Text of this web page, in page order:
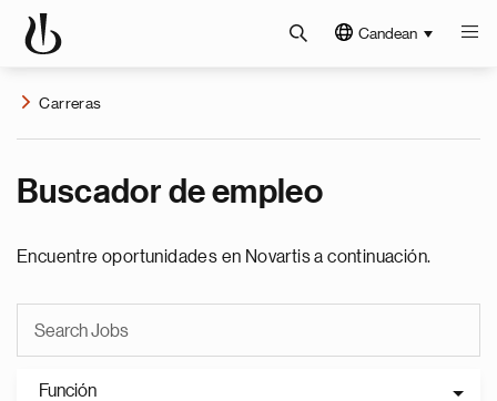
Candean
Carreras
Buscador de empleo
Encuentre oportunidades en Novartis a continuación.
Función